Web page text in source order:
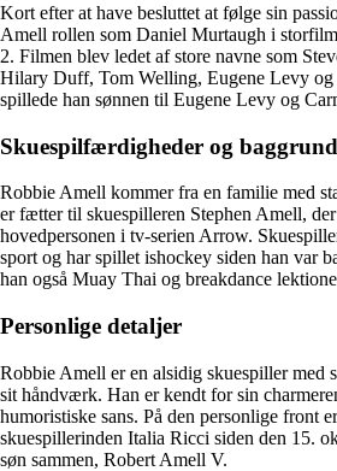
Kort efter at have besluttet at følge sin
Amell rollen som Daniel Murtaugh i
2. Filmen blev ledet af store navne som
Hilary Duff, Tom Welling, Eugene Levy og
spillede han sønnen til Eugene Levy og
Skuespilfærdigheder og baggrund
Robbie Amell kommer fra en familie med
er fætter til skuespilleren Stephen Amell,
hovedpersonen i tv-serien Arrow.
sport og har spillet ishockey siden han var
han også Muay Thai og breakdance
Personlige detaljer
Robbie Amell er en alsidig skuespiller med
sit håndværk. Han er kendt for sin
humoristiske sans. På den personlige front
skuespillerinden Italia Ricci siden den 15.
søn sammen, Robert Amell V.